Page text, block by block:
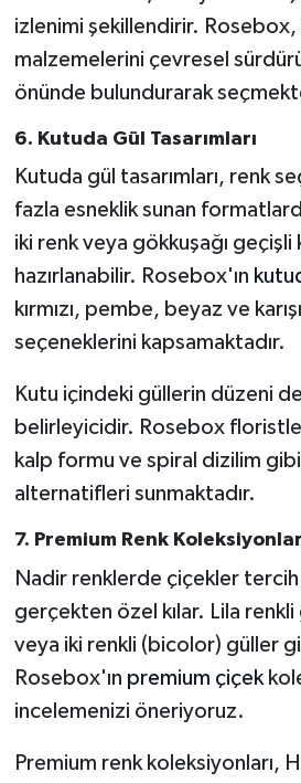
izlenimi şekillendirir. Rosebox,
malzemelerini çevresel
önünde bulundurarak
6. Kutuda Gül Tasarımları
Kutuda gül tasarımları, renk
fazla esneklik sunan
iki renk veya gökkuşağı
hazırlanabilir. Rosebox'ın
kırmızı, pembe, beyaz ve
seçeneklerini kapsamaktadır.
Kutu içindeki güllerin düzeni
belirleyicidir. Rosebox
kalp formu ve spiral dizilim
alternatifleri sunmaktadır.
7. Premium Renk
Nadir renklerde çiçekler
gerçekten özel kılar. Lila renkli
veya iki renkli (bicolor) güller
Rosebox'ın premium çiçek
incelemenizi öneriyoruz.
Premium renk koleksiyonları,